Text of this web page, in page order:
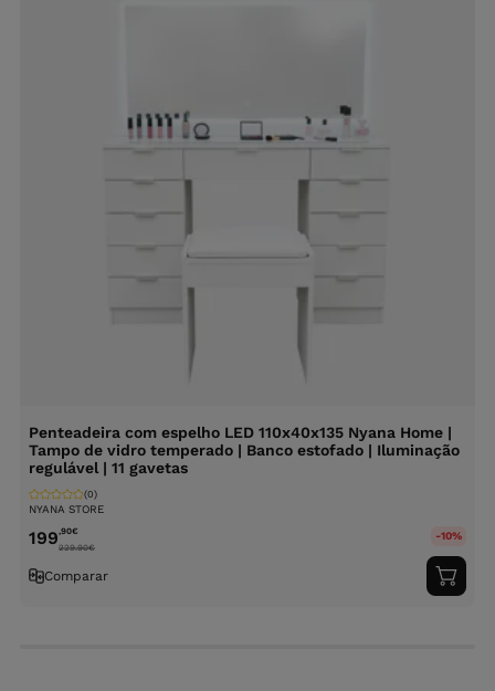
Penteadeira com espelho LED 110x40x135 Nyana Home |
Tampo de vidro temperado | Banco estofado | Iluminação
regulável | 11 gavetas
NYANA STORE
(0)
199,90€
229.90€
-10%
Comparar
ao